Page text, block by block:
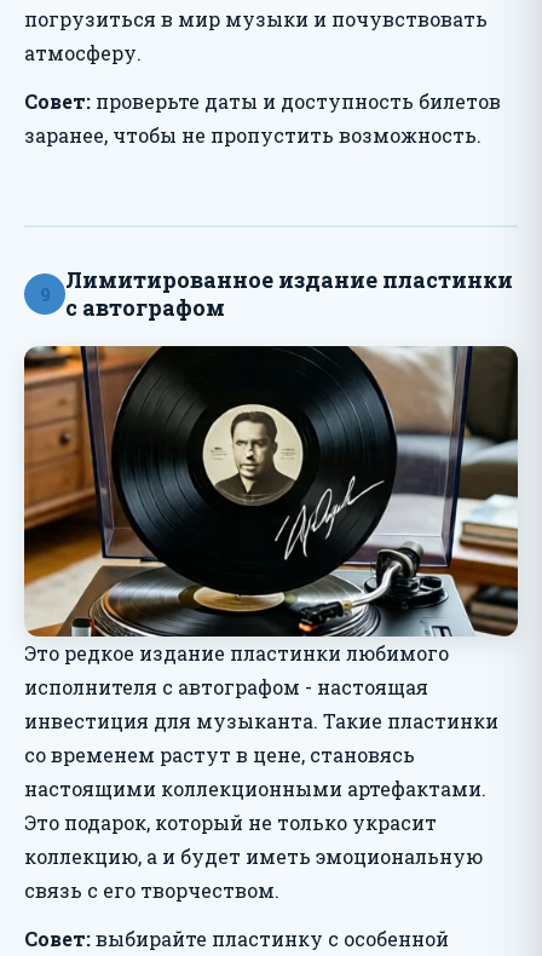
погрузиться в мир музыки и почувствовать
атмосферу.
Совет: проверьте даты и доступность билетов
заранее, чтобы не пропустить возможность.
9
Лимитированное издание пластинки
с автографом
Это редкое издание пластинки любимого
исполнителя с автографом - настоящая
инвестиция для музыканта. Такие пластинки
со временем растут в цене, становясь
настоящими коллекционными артефактами.
Это подарок, который не только украсит
коллекцию, а и будет иметь эмоциональную
связь с его творчеством.
Совет:выбирайте пластинку с особенной